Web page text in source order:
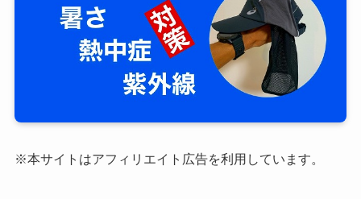
※本サイトはアフィリエイト広告を利用しています。